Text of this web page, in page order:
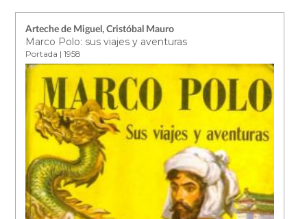
Arteche de Miguel, Cristóbal Mauro
Marco Polo: sus viajes y aventuras
Portada | 1958